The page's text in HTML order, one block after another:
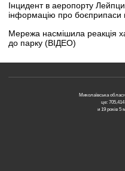
Інцидент в аеропорту
інформацію про боєприпаси
Мережа насмішила реакція
до парку (ВІДЕО)
Миколаївська
це: 705,414
и 19 років 5